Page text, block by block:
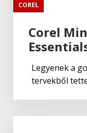
COREL
Corel
Legyenek a
tervekből